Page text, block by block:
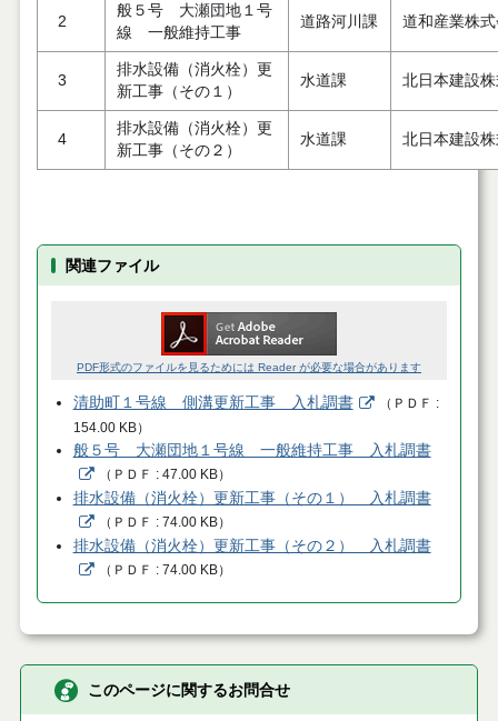
2
般５号 大瀬団地１号
線 一般維持工事
道路河川課 道和産業株
3
排水設備（消火栓）更
新工事（その１）
水道課 北日本建設
4
排水設備（消火栓）更
新工事（その２）
水道課 北日本建設
関連ファイル
PDF形式のファイルを見るためには Reader が必要な場合があります
清助町１号線 側溝更新工事 入札調書 （ ＰＤＦ
154.00 KB）
般５号 大瀬団地１号線 一般維持工事 入札調書
（ ＰＤＦ 47.00 KB）
排水設備（消火栓）更新工事（その１） 入札調書
（ ＰＤＦ 74.00 KB）
排水設備（消火栓）更新工事（その２） 入札調書
（ ＰＤＦ 74.00 KB）
このページに関するお問合せ